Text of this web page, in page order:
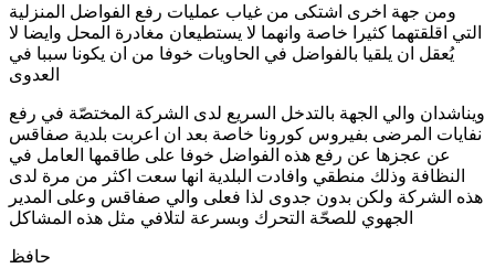
ومن جهة اخرى اشتكى من غياب عمليات رفع الفواضل المنزلية
التي اقلقتهما كثيرا خاصة وانهما لا يستطيعان مغادرة المحل وايضا لا
يُعقل ان يلقيا بالفواضل في الحاويات خوفا من ان يكونا سببا في
العدوى
ويناشدان والي الجهة بالتدخل السريع لدى الشركة المختصّة في رفع
نفايات المرضى بفيروس كورونا خاصة بعد ان اعربت بلدية صفاقس
عن عجزها عن رفع هذه الفواضل خوفا على طاقمها العامل في
النظافة وذلك منطقي وافادت البلدية انها سعت اكثر من مرة لدى
هذه الشركة ولكن بدون جدوى لذا فعلى والي صفاقس وعلى المدير
الجهوي للصحّة التحرك وبسرعة لتلافي مثل هذه المشاكل
حافظ